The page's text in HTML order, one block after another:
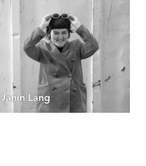
Janin Lang